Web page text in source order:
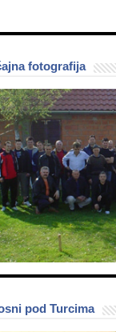
fotografija
pod Turcima